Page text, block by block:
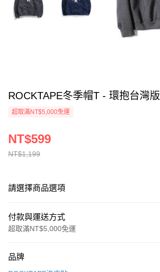
ROCKTAPE冬季帽T - 環抱台灣版
超取滿NT$5,000免運
NT$1,199
NT$599
請選擇商品選項
付款與運送方式
超取滿NT$5,000免運
信用卡一次付款
品牌